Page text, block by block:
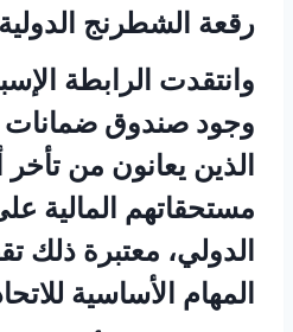
رقعة الشطرنج
وانتقدت الرابطة
وجود صندوق ضمانات
الذين يعانون من
مستحقاتهم المالية
الدولي، معتبرة ذلك
المهام الأساسية